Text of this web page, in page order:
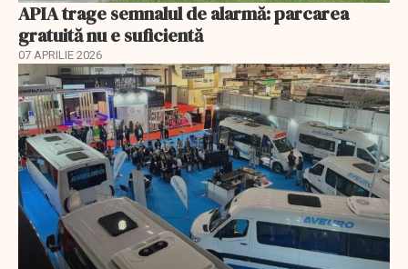
APIA trage semnalul de alarmă: parcarea
gratuită nu e suficientă
07 APRILIE 2026